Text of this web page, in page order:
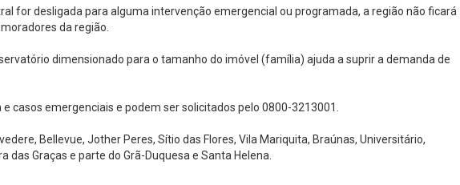
for desligada para alguma intervenção emergencial ou programada, a região não ficará
da região.
dimensionado para o tamanho do imóvel (família) ajuda a suprir a demanda de
casos emergenciais e podem ser solicitados pelo 0800-3213001.
Bellevue, Jother Peres, Sítio das Flores, Vila Mariquita, Braúnas, Universitário,
das Graças e parte do Grã-Duquesa e Santa Helena.